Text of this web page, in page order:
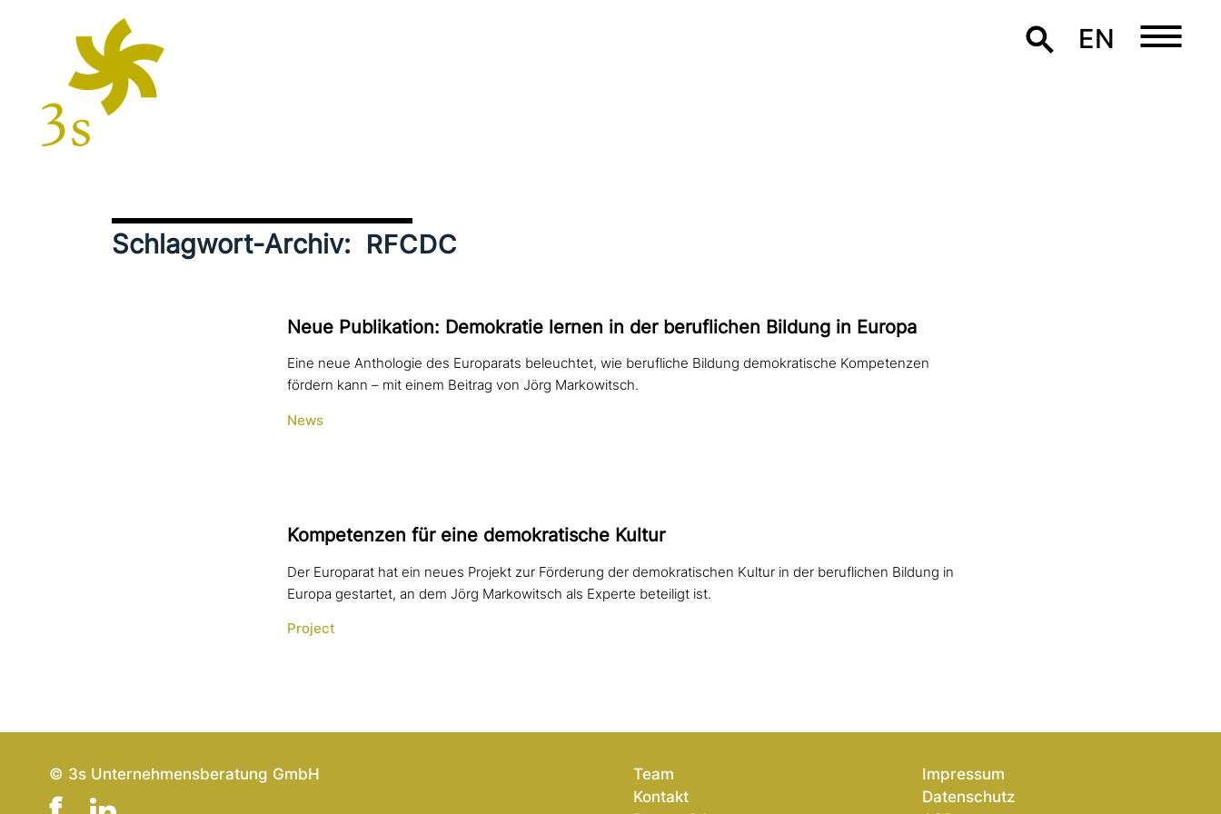
EN
Schlagwort-Archiv: RFCDC
Neue Publikation: Demokratie lernen in der beruf­li­chen Bildung in Europa
Eine neue Anthologie des Europarats beleuchtet, wie berufliche Bildung demokratische Kompetenzen
fördern kann – mit einem Beitrag von Jörg Markowitsch.
News
Kompetenzen für eine demo­kra­ti­sche Kultur
Der Europarat hat ein neues Projekt zur Förderung der demokratischen Kultur in der beruflichen Bildung in
Europa gestartet, an dem Jörg Markowitsch als Experte beteiligt ist.
Project
© 3s Unternehmensberatung GmbH
Team
Kontakt
Impressum
Datenschutz